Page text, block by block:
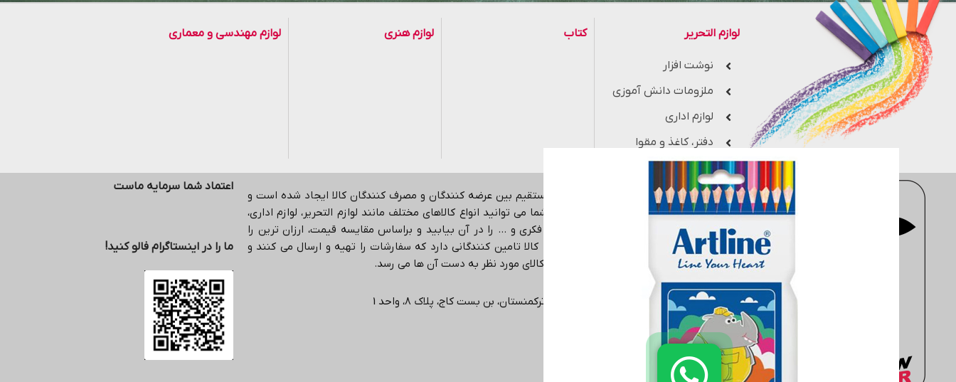
لوازم التحریر
نوشت افزار
ملزومات دانش آموزی
لوازم اداری
دفتر، کاغذ و مقوا
کتاب لوازم هنری لوازم مهندسی و معماری
فروشگاه اینترنتیmoderntahrir
با هدف ایجاد ارتباط مستقیم بین عرضه کنندگان و مصرف کنندگان کالا ایجاد شده است و
جزء یکی از بزرگ ترین فروشگاه های اینترنتی می باشد.
شما می توانید انواع کالاهای مختلف مانند لوازم التحریر، لوازم اداری،
مهندسی، معماری، هنری، کتاب های کمک آموزشی، بازی فکری و … را در آن بیابید و براساس مقایسه قیمت، ارزان ترین را
انتخاب کنید. سایتmoderntahrir
در حوزه های مختلف کالا تامین کنندگانی دارد که سفارشات را تهیه و ارسال می کنند و
البته به خریداران این ضمانت را می دهد که دقیقا همان کالای مورد نظر به دست آن ها می رسد.
دفتر مرکزی: انتهاي خیابان مطهری، انتهاي خیابان ترکمنستان، بن بست کاج، پلاک ۸، واحد 1
02188402803
02188431569
اعتماد شما سرمایه ماست
ما را در اینستاگرام فالو کنید!